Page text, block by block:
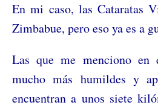
En mi caso, las Cataratas
Zimbabue, pero eso ya es a
Las que me menciono
mucho más humildes y
encuentran a unos siete